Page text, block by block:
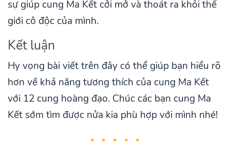
sự giúp cung Ma Kết cởi mở và thoát ra khỏi thế
giới cô độc của mình.
Kết luận
Hy vọng bài viết trên đây có thể giúp bạn hiểu rõ
hơn về khả năng tương thích của cung Ma Kết
với 12 cung hoàng đạo. Chúc các bạn cung Ma
Kết sớm tìm được nửa kia phù hợp với mình nhé!